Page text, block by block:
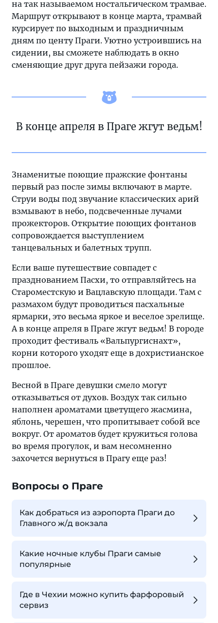
на так называемом ностальгическом трамвае.
Маршрут открывают в конце марта, трамвай
курсирует по выходным и праздничным
дням по центу Праги. Уютно устроившись на
сидении, вы сможете наблюдать в окно
сменяющие друг друга пейзажи города.
В конце апреля в Праге жгут ведьм!
Знаменитые поющие пражские фонтаны
первый раз после зимы включают в марте.
Струи воды под звучание классических арий
взмывают в небо, подсвеченные лучами
прожекторов. Открытие поющих фонтанов
сопровождается выступлением
танцевальных и балетных трупп.
Если ваше путешествие совпадет с
празднованием Пасхи, то отправляйтесь на
Староместскую и Вацлавскую площади. Там с
размахом будут проводиться пасхальные
ярмарки, это весьма яркое и веселое зрелище.
А в конце апреля в Праге жгут ведьм! В городе
проходит фестиваль «Вальпургиснахт»,
корни которого уходят еще в дохристианское
прошлое.
Весной в Праге девушки смело могут
отказываться от духов. Воздух так сильно
наполнен ароматами цветущего жасмина,
яблонь, черешен, что пропитывает собой все
вокруг. От ароматов будет кружиться голова
во время прогулок, и вам несомненно
захочется вернуться в Прагу еще раз!
Вопросы о Праге
Как добраться из аэропорта Праги до
Главного ж/д вокзала
Какие ночные клубы Праги самые
популярные
Где в Чехии можно купить фарфоровый
сервиз